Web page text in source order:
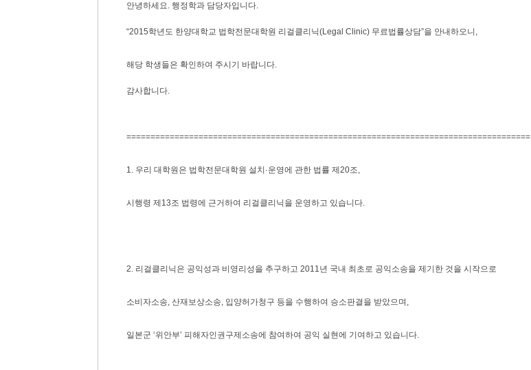
안녕하세요. 행정학과 담당자입니다.
“2015학년도 한양대학교 법학전문대학원 리걸클리닉(Legal Clinic) 무료법률상담”을 안내하오니,
해당 학생들은 확인하여 주시기 바랍니다.
감사합니다.
====================================================================================
1. 우리 대학원은 법학전문대학원 설치·운영에 관한 법률 제20조,
시행령 제13조 법령에 근거하여 리걸클리닉을 운영하고 있습니다.
2. 리걸클리닉은 공익성과 비영리성을 추구하고 2011년 국내 최초로 공익소송을 제기한 것을 시작으로
소비자소송, 산재보상소송, 입양허가청구 등을 수행하여 승소판결을 받았으며,
일본군 ‘위안부’ 피해자인권구제소송에 참여하여 공익 실현에 기여하고 있습니다.